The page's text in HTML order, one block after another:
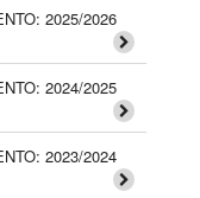
2025/2026
2024/2025
2023/2024